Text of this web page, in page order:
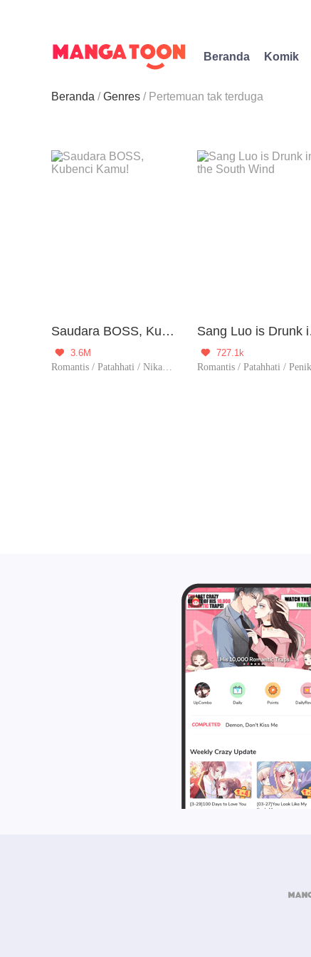
Beranda Komik
Beranda Genres Pertemuan tak terduga
Saudara BOSS, Kubenci Kamu!

3.6M
Romantis / Patahhati / Nikahkontrak / CEO / Urban / Drama / Posesif / Pertemuan tak terduga / Berbaikan / Penurut / Tamat

727.1k